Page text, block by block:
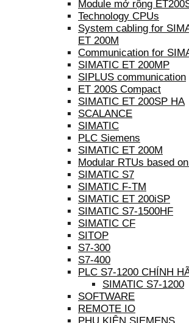
Module mở rộng
Technology CPUs
System cabling for
ET 200M
Communication for
SIMATIC ET 200MP
SIPLUS communication
ET 200S Compact
SIMATIC ET 200SP HA
SCALANCE
SIMATIC
PLC Siemens
SIMATIC ET 200M
Modular RTUs based
SIMATIC S7
SIMATIC F-TM
SIMATIC ET 200iSP
SIMATIC S7-1500HF
SIMATIC CF
SITOP
S7-300
S7-400
PLC S7-1200 CHÍNH
SIMATIC S7-1200
SOFTWARE
REMOTE IO